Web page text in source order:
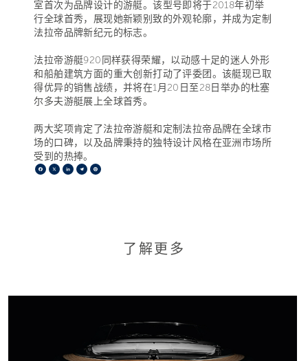
室首次为品牌设计的游艇。该型号即将于2018年初举
行全球首秀，展现她新颖别致的外观轮廓，并成为定制
法拉帝品牌新纪元的标志。
法拉帝游艇920同样获得荣耀，以动感十足的迷人外形
和船舶建筑方面的重大创新打动了评委团。该艇现已取
得优异的销售战绩，并将在1月20日至28日举办的杜塞
尔多夫游艇展上全球首秀。
两大奖项肯定了法拉帝游艇和定制法拉帝品牌在全球市
场的口碑，以及品牌秉持的独特设计风格在亚洲市场所
受到的热捧。
Facebook
X LinkedIn
Telegram
了解更多